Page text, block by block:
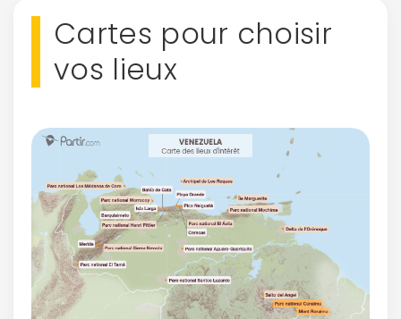
Cartes pour choisir
vos lieux